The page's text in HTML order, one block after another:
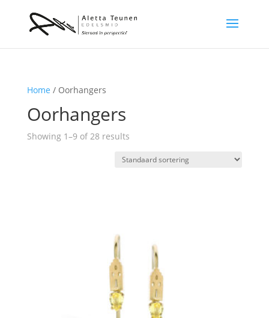
Home / Oorhangers
Oorhangers
Showing 1–9 of 28 results